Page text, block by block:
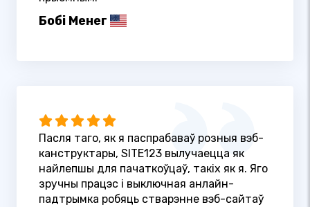
Бобі Менег
Пасля таго, як я паспрабаваў розныя вэб-
канструктары, SITE123 вылучаецца як
найлепшы для пачаткоўцаў, такіх як я. Яго
зручны працэс і выключная анлайн-
падтрымка робяць стварэнне вэб-сайтаў